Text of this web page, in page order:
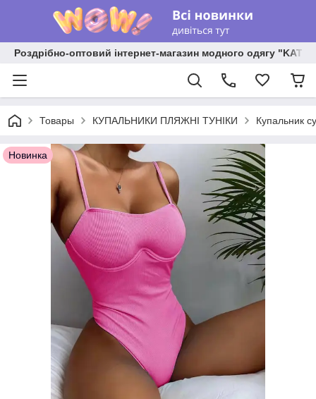
Роздрібно-оптовий інтернет-магазин модного одягу
Товары КУПАЛЬНИКИ ПЛЯЖНІ ТУНІКИ Купальник
Новинка